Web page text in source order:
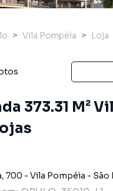
Vila Pompéia Loja
373.31 M²
, 700 - Vila Pompéia - São